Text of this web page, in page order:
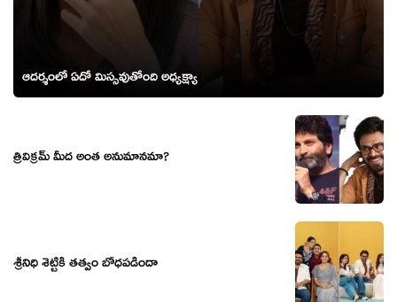
ఆదర్శంలో ఏదో మిస్సవుతోంది అధ్యక్ష్యా
త్రివిక్ర‌మ్ మీద అంత అనుమాన‌మా?
శ్రీనిధి శెట్టికి తత్వం బోధపడిందా